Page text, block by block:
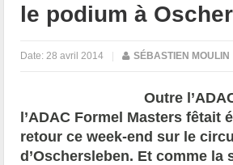
le podium à
Date: 28 avril 2014 | SÉBASTIEN MOULIN
Outre
l’ADAC Formel Masters fêtait
retour ce week-end sur le
d’Oschersleben. Et comme la